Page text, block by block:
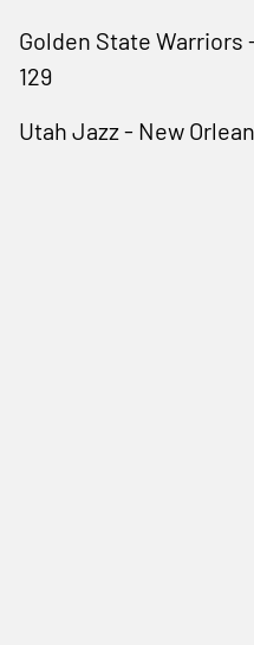
Golden State Warriors
129
Utah Jazz - New